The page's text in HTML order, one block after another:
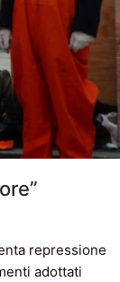
repressione
adottati